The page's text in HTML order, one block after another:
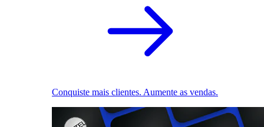
Conquiste mais clientes. Aumente as vendas.